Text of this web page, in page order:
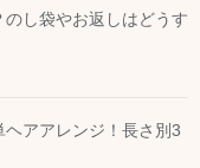
し袋やお返しはどうす
ヘアアレンジ！長さ別3